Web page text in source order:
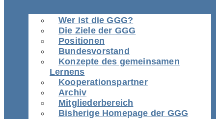
Wer ist die GGG?
Die Ziele der GGG
Positionen
Bundesvorstand
Konzepte des gemeinsamen
Lernens
Kooperationspartner
Archiv
Mitgliederbereich
Bisherige Homepage der GGG